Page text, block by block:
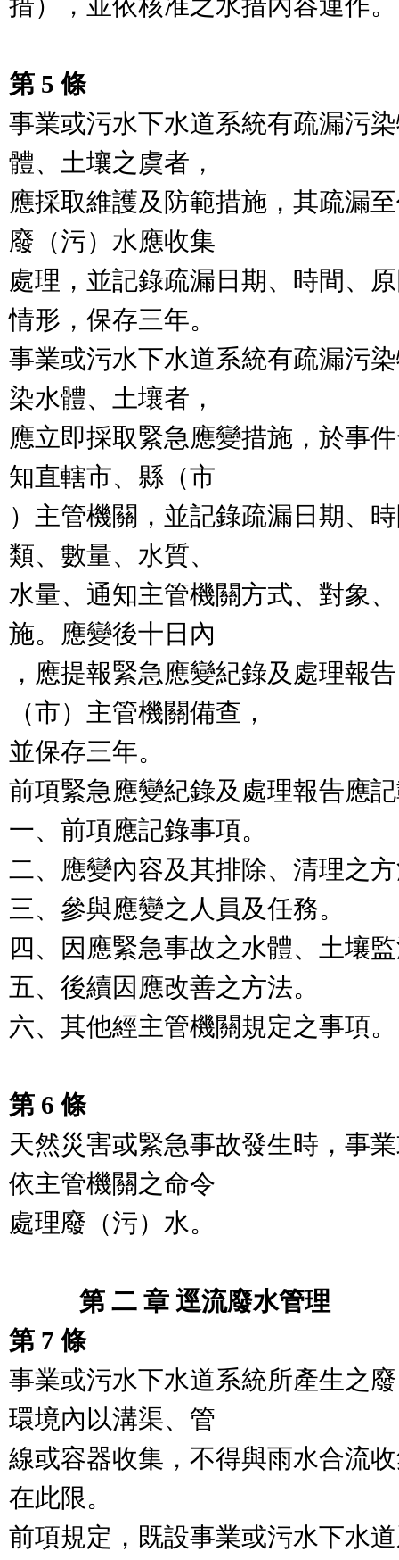
第 5 條
事業或污水下水道系統有疏漏污
體、土壤之虞者，
應採取維護及防範措施，其疏漏
廢（污）水應收集
處理，並記錄疏漏日期、時間、
情形，保存三年。
事業或污水下水道系統有疏漏污
染水體、土壤者，
應立即採取緊急應變措施，於事
知直轄市、縣（市
）主管機關，並記錄疏漏日期、
類、數量、水質、
水量、通知主管機關方式、對象
施。應變後十日內
，應提報緊急應變紀錄及處理報
（市）主管機關備查，
並保存三年。
前項緊急應變紀錄及處理報告應
一、前項應記錄事項。
二、應變內容及其排除、清理之
三、參與應變之人員及任務。
四、因應緊急事故之水體、土壤
五、後續因應改善之方法。
六、其他經主管機關規定之事項。
第 6 條
天然災害或緊急事故發生時，事
依主管機關之命令
處理廢（污）水。
第 二 章 逕流廢水管理
第 7 條
事業或污水下水道系統所產生之
環境內以溝渠、管
線或容器收集，不得與雨水合流
在此限。
前項規定，既設事業或污水下水